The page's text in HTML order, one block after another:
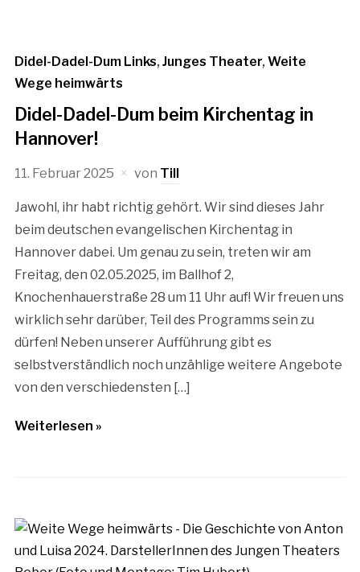
Didel-Dadel-Dum Links, Junges Theater, Weite
Wege heimwärts
Didel-Dadel-Dum beim Kirchentag in
Hannover!
11. Februar 2025 von Till
Jawohl, ihr habt richtig gehört. Wir sind dieses Jahr
beim deutschen evangelischen Kirchentag in
Hannover dabei. Um genau zu sein, treten wir am
Freitag, den 02.05.2025, im Ballhof 2,
Knochenhauerstraße 28 um 11 Uhr auf! Wir freuen uns
wirklich sehr darüber, Teil des Programms sein zu
dürfen! Neben unserer Aufführung gibt es
selbstverständlich noch unzählige weitere Angebote
von den verschiedensten […]
Weiterlesen »